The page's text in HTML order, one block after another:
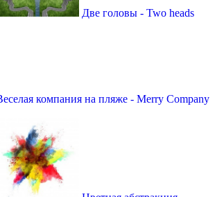
Две головы - Two heads
компания на пляже - Merry Company